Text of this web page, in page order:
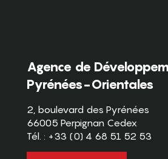
Agence de
Pyrénées-Orientales
2, boulevard des Pyrénées
66005 Perpignan Cedex
Tél. : +33 (0) 4 68 51 52 53